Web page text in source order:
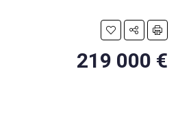
219 000 €